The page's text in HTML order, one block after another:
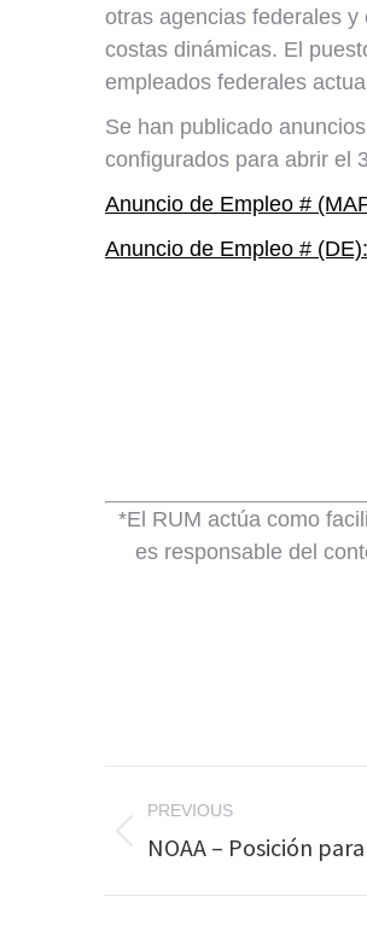
otras agencias federales
costas dinámicas. El
empleados federales
Se han publicado
configurados para abrir el
Anuncio de Empleo #
Anuncio de Empleo #
*El RUM actúa como
es responsable del
Post
navigation
PREVIOUS
Previous
NOAA – Posición